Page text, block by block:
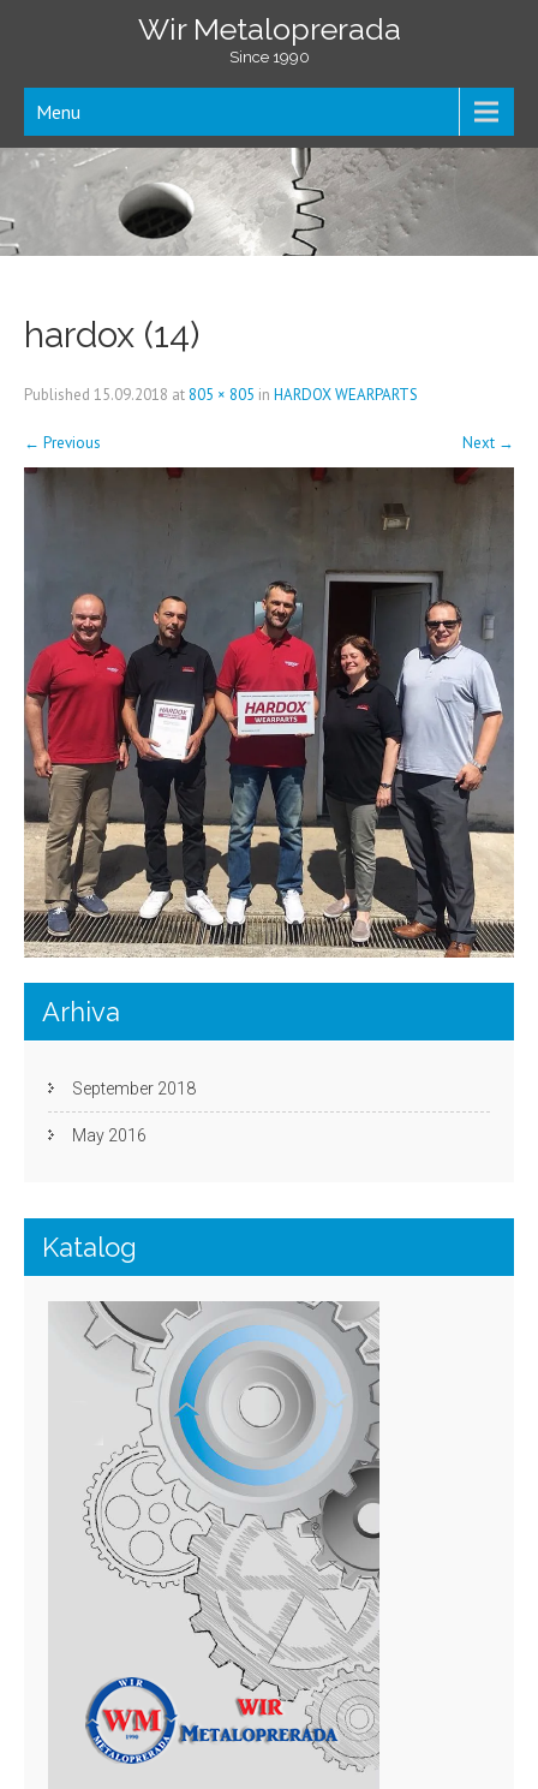
Wir Metaloprerada
Since 1990
Menu
hardox (14)
Published 15.09.2018 at 805 × 805 in HARDOX WEARPARTS
← Previous Next →
Arhiva
September 2018
May 2016
Katalog